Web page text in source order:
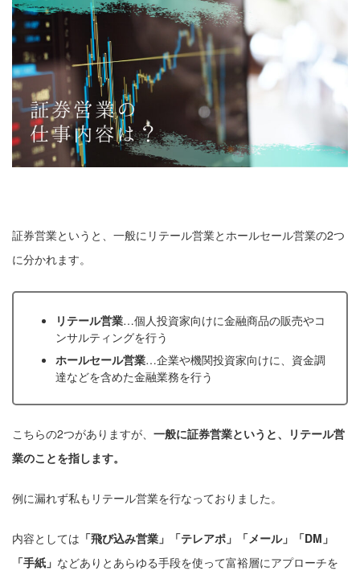
証券営業というと、一般にリテール営業とホールセール営業の2つ
に分かれます。
リテール営業…個人投資家向けに金融商品の販売やコ
ンサルティングを行う
ホールセール営業…企業や機関投資家向けに、資金調
達などを含めた金融業務を行う
こちらの2つがありますが、 一般に証券営業というと、リテール営
業のことを指します。
例に漏れず私もリテール営業を行なっておりました。
内容としては 「飛び込み営業」「テレアポ」「メール」「DM」
「手紙」 などありとあらゆる手段を使って富裕層にアプローチを